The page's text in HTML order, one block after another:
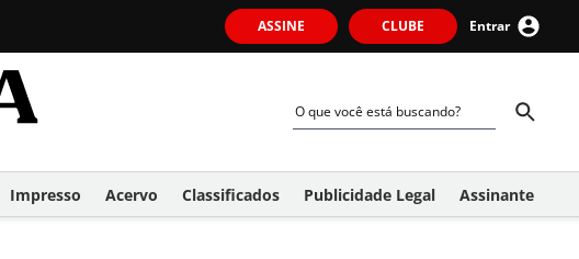
ASSINE CLUBE Entrar
Impresso Acervo Classificados Publicidade Legal Assinante